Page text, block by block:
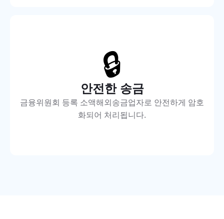
🔒
안전한 송금
금융위원회 등록 소액해외송금업자로 안전하게 암호
화되어 처리됩니다.